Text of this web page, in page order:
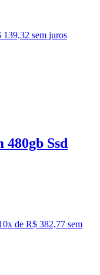
139,32 sem juros
Ssd
x de R$ 382,77 sem